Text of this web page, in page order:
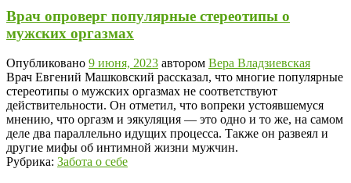
Врач опроверг популярные стереотипы о
мужских оргазмах
Опубликовано 9 июня, 2023 автором Вера Владзиевская
Врач Евгений Машковский рассказал, что многие популярные
стереотипы о мужских оргазмах не соответствуют
действительности. Он отметил, что вопреки устоявшемуся
мнению, что оргазм и эякуляция — это одно и то же, на самом
деле два параллельно идущих процесса. Также он развеял и
другие мифы об интимной жизни мужчин.
Рубрика: Забота о себе